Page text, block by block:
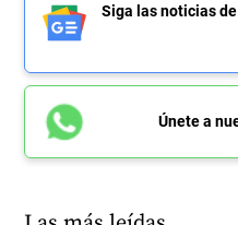
Siga las noticias de
Únete a